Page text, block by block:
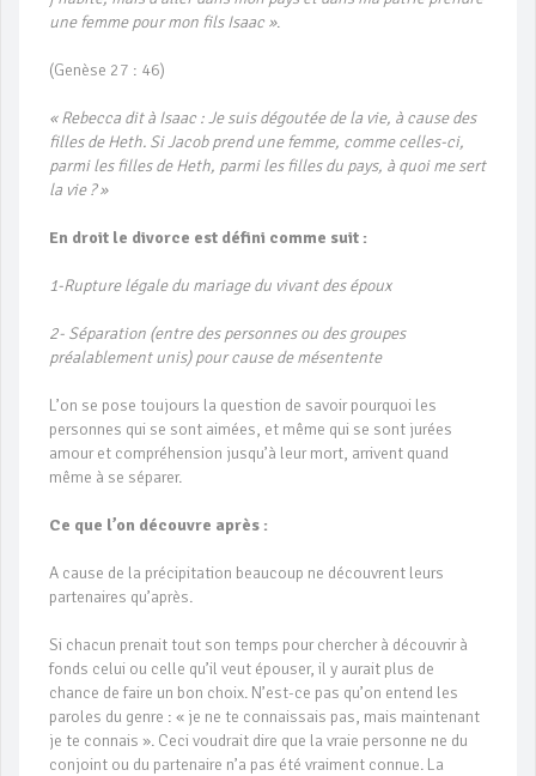
une femme pour mon fils Isaac ».
(Genèse 27 : 46)
« Rebecca dit à Isaac : Je suis dégoutée de la vie, à cause des
filles de Heth. Si Jacob prend une femme, comme celles-ci,
parmi les filles de Heth, parmi les filles du pays, à quoi me sert
la vie ? »
En droit le divorce est défini comme suit :
1-Rupture légale du mariage du vivant des époux
2- Séparation (entre des personnes ou des groupes
préalablement unis) pour cause de mésentente
L’on se pose toujours la question de savoir pourquoi les
personnes qui se sont aimées, et même qui se sont jurées
amour et compréhension jusqu’à leur mort, arrivent quand
même à se séparer.
Ce que l’on découvre après :
A cause de la précipitation beaucoup ne découvrent leurs
partenaires qu’après.
Si chacun prenait tout son temps pour chercher à découvrir à
fonds celui ou celle qu’il veut épouser, il y aurait plus de
chance de faire un bon choix. N’est-ce pas qu’on entend les
paroles du genre : « je ne te connaissais pas, mais maintenant
je te connais ». Ceci voudrait dire que la vraie personne ne du
conjoint ou du partenaire n’a pas été vraiment connue. La